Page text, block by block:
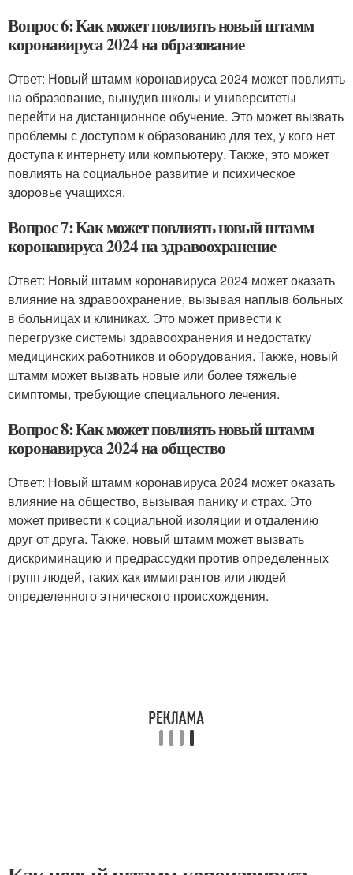
Вопрос 6: Как может повлиять новый штамм
коронавируса 2024 на образование
Ответ: Новый штамм коронавируса 2024 может повлиять
на образование, вынудив школы и университеты
перейти на дистанционное обучение. Это может вызвать
проблемы с доступом к образованию для тех, у кого нет
доступа к интернету или компьютеру. Также, это может
повлиять на социальное развитие и психическое
здоровье учащихся.
Вопрос 7: Как может повлиять новый штамм
коронавируса 2024 на здравоохранение
Ответ: Новый штамм коронавируса 2024 может оказать
влияние на здравоохранение, вызывая наплыв больных
в больницах и клиниках. Это может привести к
перегрузке системы здравоохранения и недостатку
медицинских работников и оборудования. Также, новый
штамм может вызвать новые или более тяжелые
симптомы, требующие специального лечения.
Вопрос 8: Как может повлиять новый штамм
коронавируса 2024 на общество
Ответ: Новый штамм коронавируса 2024 может оказать
влияние на общество, вызывая панику и страх. Это
может привести к социальной изоляции и отдалению
друг от друга. Также, новый штамм может вызвать
дискриминацию и предрассудки против определенных
групп людей, таких как иммигрантов или людей
определенного этнического происхождения.